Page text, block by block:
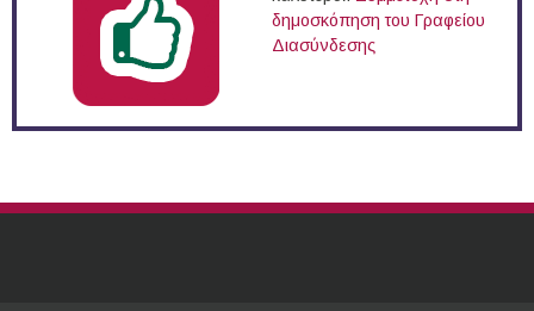
δημοσκόπηση του Γραφείου
Διασύνδεσης